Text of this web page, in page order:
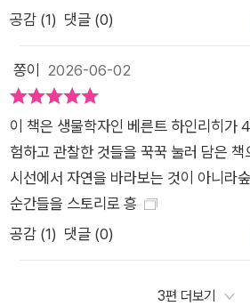
공감 (1) 댓글 (0)
쫑이 2026-06-02
이 책은 생물학자인 베른트 하인리히가
험하고 관찰한 것들을 꾹꾹 눌러 담은
시선에서 자연을 바라보는 것이 아니라
순간들을 스토리로 흥
공감 (1) 댓글 (0)
3편 더보기